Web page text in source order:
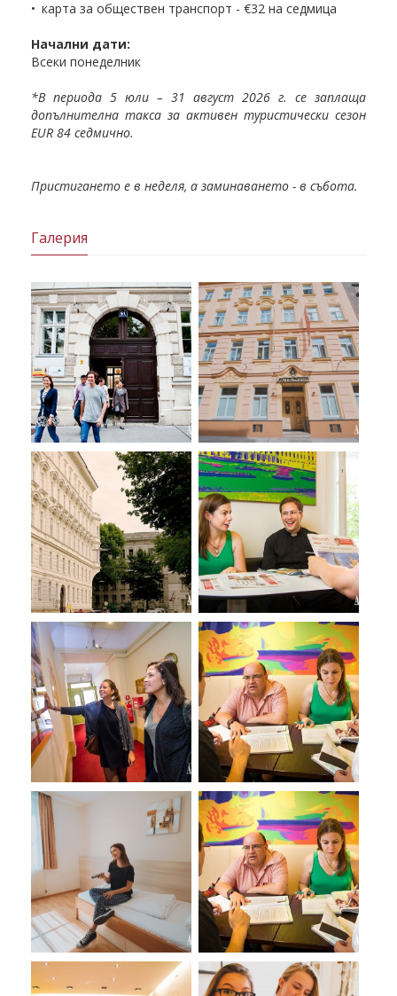
• карта за обществен транспорт - €32 на седмица
Начални дати:
Всеки понеделник
*В периода 5 юли – 31 август 2026 г. се заплаща
допълнителна такса за активен туристически сезон
ЕUR 84 седмично.
Пристигането е в неделя, а заминаването - в събота.
Галерия